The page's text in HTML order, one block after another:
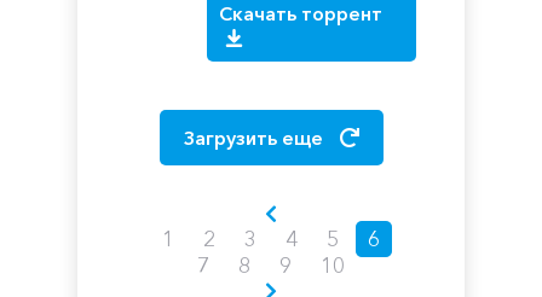
Скачать торрент
Загрузить еще
1 2 3 4 5
6
7
8 9 10